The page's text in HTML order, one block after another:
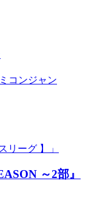
コンジャン
リーグ 】」
～2部』